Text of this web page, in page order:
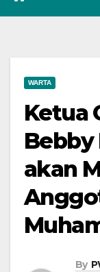
WARTA
Ketua
Bebby
akan
By